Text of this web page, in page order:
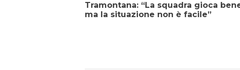
Tramontana: “La squadra gioca
ma la situazione non è facile”